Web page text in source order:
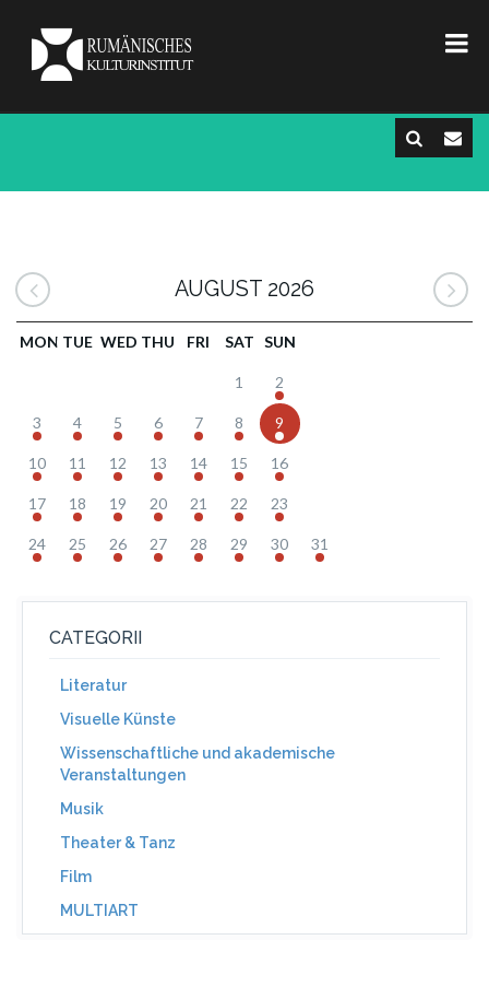
AUGUST 2026
MON TUE WED THU FRI SAT SUN
1 2
3 4 5 6 7 8 9
10 11 12 13 14 15 16
17 18 19 20 21 22 23
24 25 26 27 28 29 30 31
CATEGORII
Literatur
Visuelle Künste
Wissenschaftliche und akademische
Veranstaltungen
Musik
Theater & Tanz
Film
MULTIART